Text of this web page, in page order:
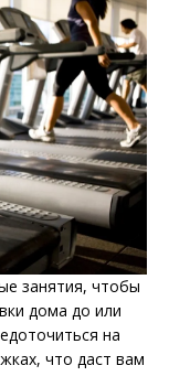
занятия, чтобы
дома до или
на
что даст вам